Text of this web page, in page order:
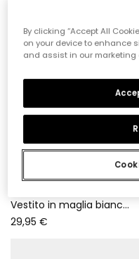
Vestito in maglia bianco fiori ricamati gufi neonato
29,95 €
By clicking “Accept All
on your device to enhance
and assist in our marketing